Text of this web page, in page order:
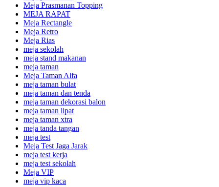
Meja Prasmanan Topping
MEJA RAPAT
Meja Rectangle
Meja Retro
Meja Rias
meja sekolah
meja stand makanan
meja taman
Meja Taman Alfa
meja taman bulat
meja taman dan tenda
meja taman dekorasi balon
meja taman lipat
meja taman xtra
meja tanda tangan
meja test
Meja Test Jaga Jarak
meja test kerja
meja test sekolah
Meja VIP
meja vip kaca